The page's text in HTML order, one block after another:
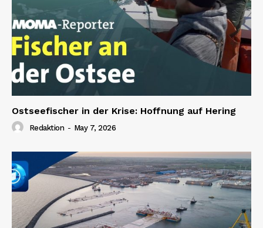
Ostseefischer in der Krise: Hoffnung auf Hering
Redaktion - May 7, 2026